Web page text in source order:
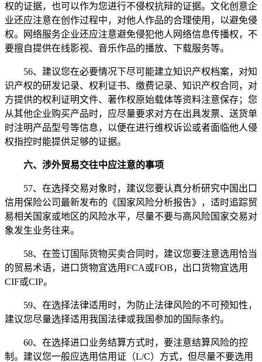
权的证据，也可以作为您进行不侵权抗辩的证据。文化创意企
业还应注意在创作过程中，对他人作品的合理使用，以避免侵
权。网络服务企业还应注意避免侵犯他人网络信息传播权，不
要擅自提供在线影视、音乐作品的播放、下载服务等。
56、建议您在必要情况下尽可能建立知识产权档案，对知
识产权的研发记录、权利证书、缴费记录、知识产权合同，对
方提供的权利证明文件、著作权原始载体等资料注意保存；您
从其他企业购买产品时，应尽量要求对方在出具发票、送货单
时注明产品型号等信息，以便在进行维权诉讼或者面临他人侵
权指控时能提供足够的证据。
六、涉外贸易交往中应注意的事项
57、在选择交易对象时，建议您要认真分析研究中国出口
信用保险公司最新发布的《国家风险分析报告》，适时追踪贸
易相关国家或地区的风险水平，尽量不要与高风险国家交易对
象发生业务往来。
58、在签订国际货物买卖合同时，建议您要注意选用恰当
的贸易术语，进口货物宜选用FCA或FOB，出口货物宜选用
CIF或CIP。
59、在选择法律适用时，为防止法律风险的不可预知性，
建议您尽量选择适用我国法律或我国参加的国际条约。
60、在选择进口业务结算方式时，要注意结算风险的控
制。建议您一般应选用信用证（L/C）方式，但尽量不要选用